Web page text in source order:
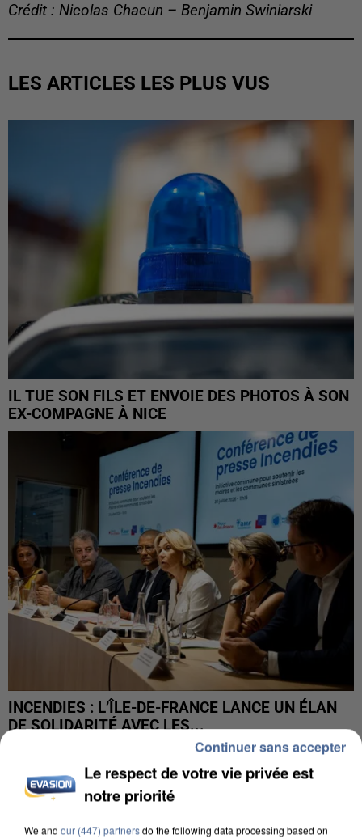
Crédit : Nicolas Chacun – Benjamin Swiniarski
LES ARTICLES LES PLUS VUS
IL TUE SON FILS ET ENVOIE DES PHOTOS À SON
EX-COMPAGNE À NICE
INCENDIES : L’ÎLE-DE-FRANCE LANCE UN ÉLAN
DE SOLIDARITÉ AVEC LES...
Le respect de votre vie privée est
notre priorité
We and our (447) partnersdo the following data processing based on
Continuer sans accepter